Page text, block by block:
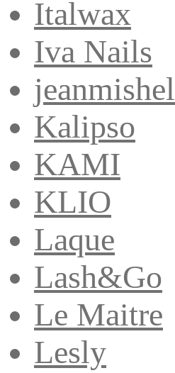
Italwax
Iva Nails
jeanmishel
Kalipso
KAMI
KLIO
Laque
Lash&Go
Le Maitre
Lesly